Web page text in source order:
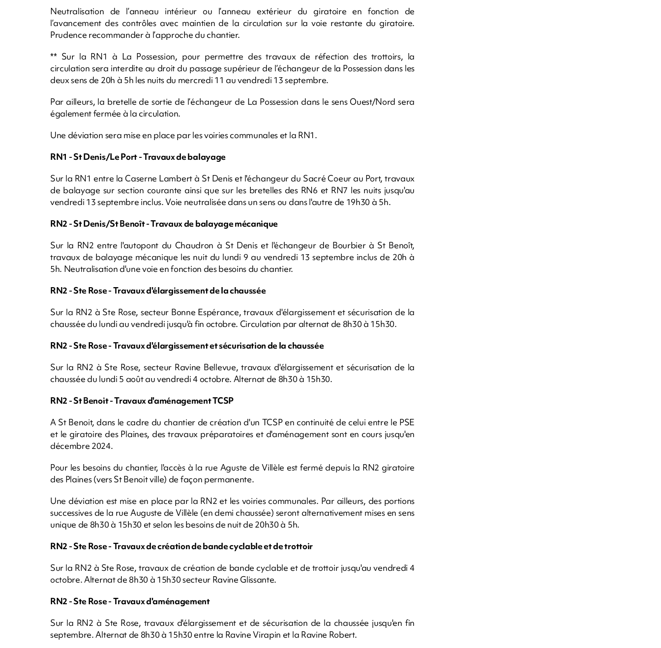
Neutralisation de l’anneau intérieur ou l’anneau extérieur du giratoire en fonction de
l’avancement des contrôles avec maintien de la circulation sur la voie restante du giratoire.
Prudence recommander à l’approche du chantier.
** Sur la RN1 à La Possession, pour permettre des travaux de réfection des trottoirs, la
circulation sera interdite au droit du passage supérieur de l’échangeur de la Possession dans les
deux sens de 20h à 5h les nuits du mercredi 11 au vendredi 13 septembre.
Par ailleurs, la bretelle de sortie de l’échangeur de La Possession dans le sens Ouest/Nord sera
également fermée à la circulation.
Une déviation sera mise en place par les voiries communales et la RN1.
RN1 - St Denis/Le Port - Travaux de balayage
Sur la RN1 entre la Caserne Lambert à St Denis et l'échangeur du Sacré Coeur au Port, travaux
de balayage sur section courante ainsi que sur les bretelles des RN6 et RN7 les nuits jusqu'au
vendredi 13 septembre inclus. Voie neutralisée dans un sens ou dans l'autre de 19h30 à 5h.
RN2 - St Denis/St Benoît - Travaux de balayage mécanique
Sur la RN2 entre l'autopont du Chaudron à St Denis et l'échangeur de Bourbier à St Benoît,
travaux de balayage mécanique les nuit du lundi 9 au vendredi 13 septembre inclus de 20h à
5h. Neutralisation d'une voie en fonction des besoins du chantier.
RN2 - Ste Rose - Travaux d'élargissement de la chaussée
Sur la RN2 à Ste Rose, secteur Bonne Espérance, travaux d'élargissement et sécurisation de la
chaussée du lundi au vendredi jusqu'à fin octobre. Circulation par alternat de 8h30 à 15h30.
RN2 - Ste Rose - Travaux d'élargissement et sécurisation de la chaussée
Sur la RN2 à Ste Rose, secteur Ravine Bellevue, travaux d'élargissement et sécurisation de la
chaussée du lundi 5 août au vendredi 4 octobre. Alternat de 8h30 à 15h30.
RN2 - St Benoit - Travaux d'aménagement TCSP
A St Benoit, dans le cadre du chantier de création d'un TCSP en continuité de celui entre le PSE
et le giratoire des Plaines, des travaux préparatoires et d'aménagement sont en cours jusqu'en
décembre 2024.
Pour les besoins du chantier, l'accès à la rue Aguste de Villèle est fermé depuis la RN2 giratoire
des Plaines (vers St Benoit ville) de façon permanente.
Une déviation est mise en place par la RN2 et les voiries communales. Par ailleurs, des portions
successives de la rue Auguste de Villèle (en demi chaussée) seront alternativement mises en sens
unique de 8h30 à 15h30 et selon les besoins de nuit de 20h30 à 5h.
RN2 - Ste Rose - Travaux de création de bande cyclable et de trottoir
Sur la RN2 à Ste Rose, travaux de création de bande cyclable et de trottoir jusqu'au vendredi 4
octobre. Alternat de 8h30 à 15h30 secteur Ravine Glissante.
RN2 - Ste Rose - Travaux d'aménagement
Sur la RN2 à Ste Rose, travaux d'élargissement et de sécurisation de la chaussée jusqu'en fin
septembre. Alternat de 8h30 à 15h30 entre la Ravine Virapin et la Ravine Robert.